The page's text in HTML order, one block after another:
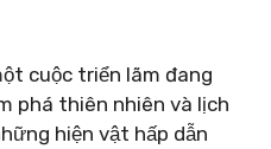
cuộc triển lãm đang
phá thiên nhiên và lịch
hiện vật hấp dẫn